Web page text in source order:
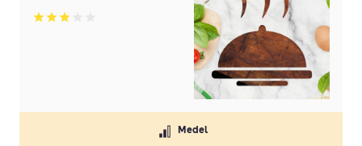
Betyg: 3 av 5
Medel